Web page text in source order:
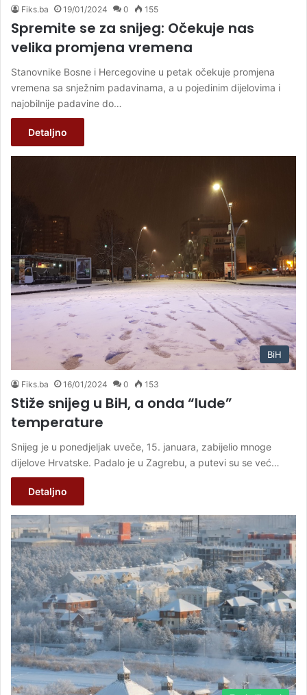
Fiks.ba 19/01/2024 0 155
Spremite se za snijeg: Očekuje nas
velika promjena vremena
Stanovnike Bosne i Hercegovine u petak očekuje promjena
vremena sa snježnim padavinama, a u pojedinim dijelovima i
najobilnije padavine do…
Detaljno
BiH
Fiks.ba 16/01/2024 0 153
Stiže snijeg u BiH, a onda “lude”
temperature
Snijeg je u ponedjeljak uveče, 15. januara, zabijelio mnoge
dijelove Hrvatske. Padalo je u Zagrebu, a putevi su se već…
Detaljno